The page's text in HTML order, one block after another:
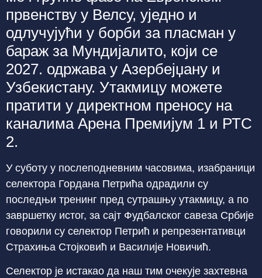
првенству у Велсу, уједно и
одлучујући у борби за пласман у
бараж за Мундијалито, који се
2027. одржава у Азербејџану и
Узбекистану. Утакмицу можете
пратити у директном преносу на
каналима Арена Премијум 1 и РТС
2.
У суботу у послеподневним часовима, изабраници
селектора Гордана Петрића одрадили су
последњи тренинг пред сутрашњу утакмицу, а по
завршетку истог, за сајт Фудбалског савеза Србије
говорили су селектор Петрић и репрезентативци
Страхиња Стојковић и Василије Новичић.
Селектор је истакао да наш тим очекује захтевна